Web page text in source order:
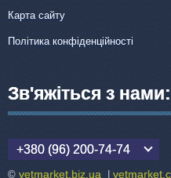
Карта сайту
Політика конфіденційності
Зв'яжіться з нами:
+380 (96) 200-74-74
© vetmarket.biz.ua